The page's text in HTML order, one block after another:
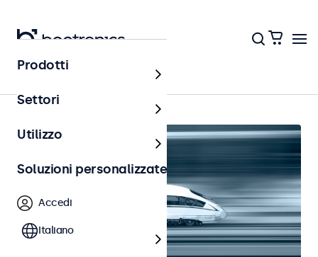
Home
Prodotti
Settori
Utilizzo
Soluzioni personalizzate
Accedi
Italiano